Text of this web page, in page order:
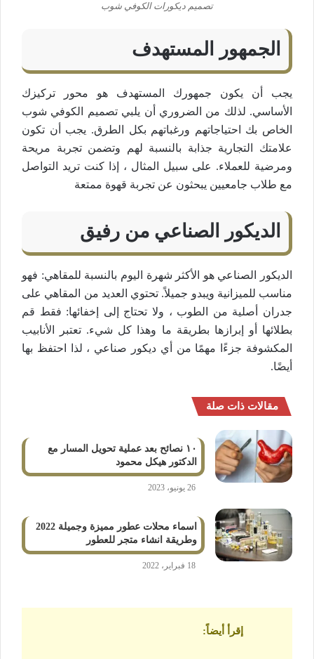
تصميم ديكورات الكوفي شوب
الجمهور المستهدف
يجب أن يكون جمهورك المستهدف هو محور تركيزك
الأساسي. لذلك من الضروري أن يلبي تصميم الكوفي شوب
الخاص بك احتياجاتهم ورغباتهم بكل الطرق. يجب أن تكون
علامتك التجارية جذابة بالنسبة لهم وتضمن تجربة مريحة
ومرضية للعملاء. على سبيل المثال ، إذا كنت تريد التواصل
مع طلاب جامعيين يبحثون عن تجربة قهوة ممتعة
الديكور الصناعي من رفيق
الديكور الصناعي هو الأكثر شهرة اليوم بالنسبة للمقاهي: فهو
مناسب للميزانية ويبدو جميلاً. تحتوي العديد من المقاهي على
جدران أصلية من الطوب ، ولا تحتاج إلى إخفائها: فقط قم
بطلائها أو إبرازها بطريقة ما وهذا كل شيء. تعتبر الأنابيب
المكشوفة جزءًا مهمًا من أي ديكور صناعي ، لذا احتفظ بها
أيضًا.
مقالات ذات صلة
١٠ نصائح بعد عملية تحويل المسار مع
الدكتور هيكل محمود
26 يونيو، 2023
اسماء محلات عطور مميزة وجميلة 2022
وطريقة انشاء متجر للعطور
18 فبراير، 2022
إقرأ أيضاً: